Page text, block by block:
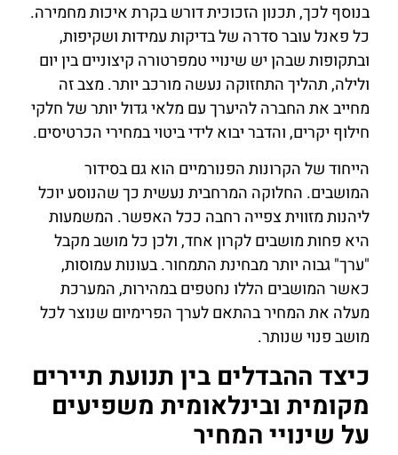
בנוסף לכך, תכנון הזכוכית דורש בקרת איכות מחמירה.
כל פאנל עובר סדרה של בדיקות עמידות ושקיפות,
ובתקופות שבהן יש שינויי טמפרטורה קיצוניים בין יום
ולילה, תהליך התחזוקה נעשה מורכב יותר. מצב זה
מחייב את החברה להיערך עם מלאי גדול יותר של חלקי
חילוף יקרים, והדבר יבוא לידי ביטוי במחירי הכרטיסים.
הייחוד של הקרונות הפנורמיים הוא גם בסידור
המושבים. החלוקה המרחבית נעשית כך שהנוסע יוכל
ליהנות מזווית צפייה רחבה ככל האפשר. המשמעות
היא פחות מושבים לקרון אחד, ולכן כל מושב מקבל
"ערך" גבוה יותר מבחינת התמחור. בעונות עמוסות,
כאשר המושבים הללו נחטפים במהירות, המערכת
מעלה את המחיר בהתאם לערך הפרימיום שנוצר לכל
מושב פנוי שנותר.
כיצד ההבדלים בין תנועת תיירים
מקומית ובינלאומית משפיעים
על שינויי המחיר